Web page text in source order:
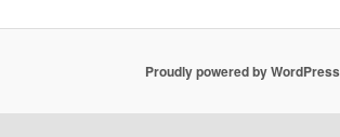
Proudly powered by WordPress